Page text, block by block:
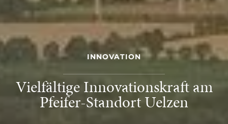
INNOVATION
Vielfältige Innovationskraft am
Pfeifer-Standort Uelzen